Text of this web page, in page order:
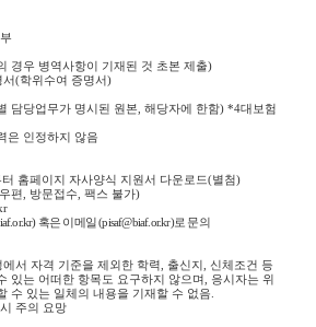
부
경우 병역사항이 기재된 것 초본 제출)
서(학위수여 증명서)
담당업무가 명시된 원본, 해당자에 한함) *4대보험
은 인정하지 않음
터 홈페이지 자사양식 지원서 다운로드(별첨)
편 방문접수, 팩스 불가)
혹은 이메일(pisaf@biaf.or.kr)로 문의
서 자격 기준을 제외한 학력 출신지 신체조건 등
있는 어떠한 항목도 요구하지 않으며
응시자는 위
수 있는 일체의 내용을 기재할 수 없음
주의 요망